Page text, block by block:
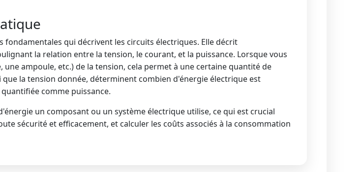
fondamentales qui décrivent les circuits électriques. Elle décrit
la relation entre la tension, le courant, et la puissance. Lorsque vous
ampoule, etc.) de la tension, cela permet à une certaine quantité de
la tension donnée, déterminent combien d'énergie électrique est
comme puissance.
un composant ou un système électrique utilise, ce qui est crucial
sécurité et efficacement, et calculer les coûts associés à la consommation